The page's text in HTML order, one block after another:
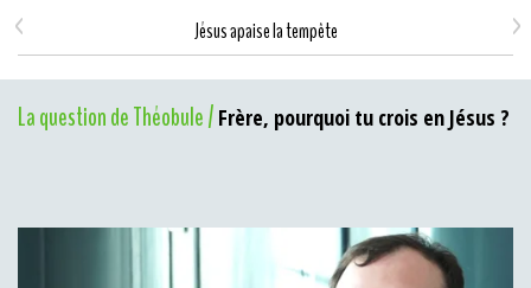
Jésus apaise la tempête
< >
La question de Théobule / Frère, pourquoi tu crois en Jésus ?